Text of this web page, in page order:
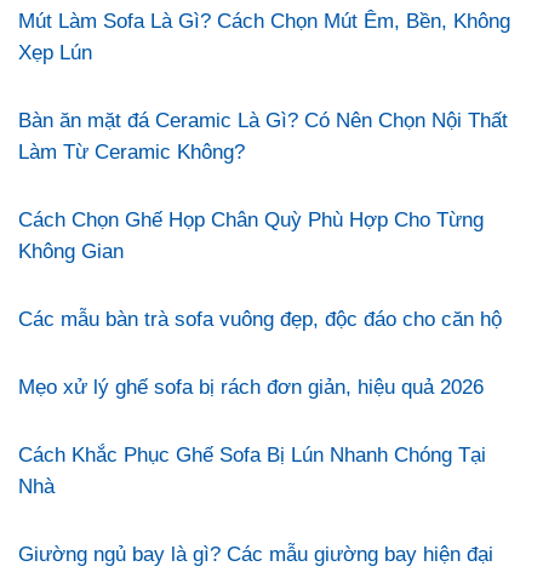
Mút Làm Sofa Là Gì? Cách Chọn Mút Êm, Bền, Không
Xẹp Lún
Bàn ăn mặt đá Ceramic Là Gì? Có Nên Chọn Nội Thất
Làm Từ Ceramic Không?
Cách Chọn Ghế Họp Chân Quỳ Phù Hợp Cho Từng
Không Gian
Các mẫu bàn trà sofa vuông đẹp, độc đáo cho căn hộ
Mẹo xử lý ghế sofa bị rách đơn giản, hiệu quả 2026
Cách Khắc Phục Ghế Sofa Bị Lún Nhanh Chóng Tại
Nhà
Giường ngủ bay là gì? Các mẫu giường bay hiện đại